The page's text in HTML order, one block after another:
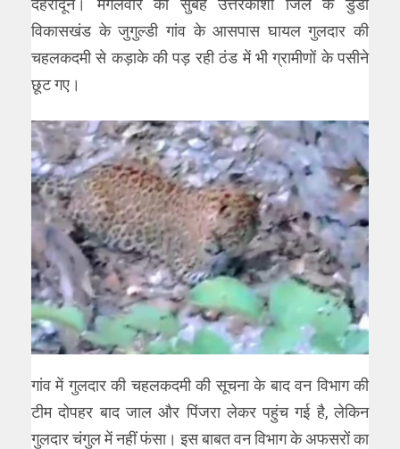
विकासखंड के जुगुल्डी गांव के आसपास घायल गुलदार की
चहलकदमी से कड़ाके की पड़ रही ठंड में भी ग्रामीणों के पसीने
छूट गए।
गांव में गुलदार की चहलकदमी की सूचना के बाद वन विभाग की
टीम दोपहर बाद जाल और पिंजरा लेकर पहुंच गई है, लेकिन
गुलदार चंगुल में नहीं फंसा। इस बाबत वन विभाग के अफसरों का